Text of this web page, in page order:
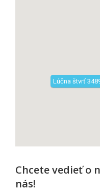
Lúčna štvrť
Chcete vedieť o
nás!